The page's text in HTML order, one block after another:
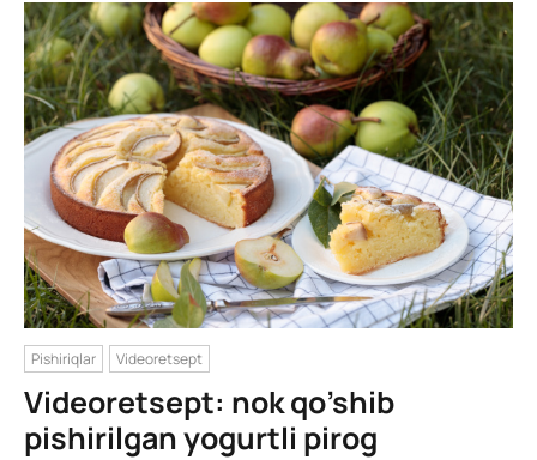
Pishiriqlar Videoretsept
Videoretsept: nok qo’shib
pishirilgan yogurtli pirog